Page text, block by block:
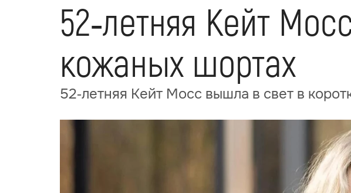
52‑летняя Кейт
кожаных шортах
52‑летняя Кейт Мосс вышла в свет в